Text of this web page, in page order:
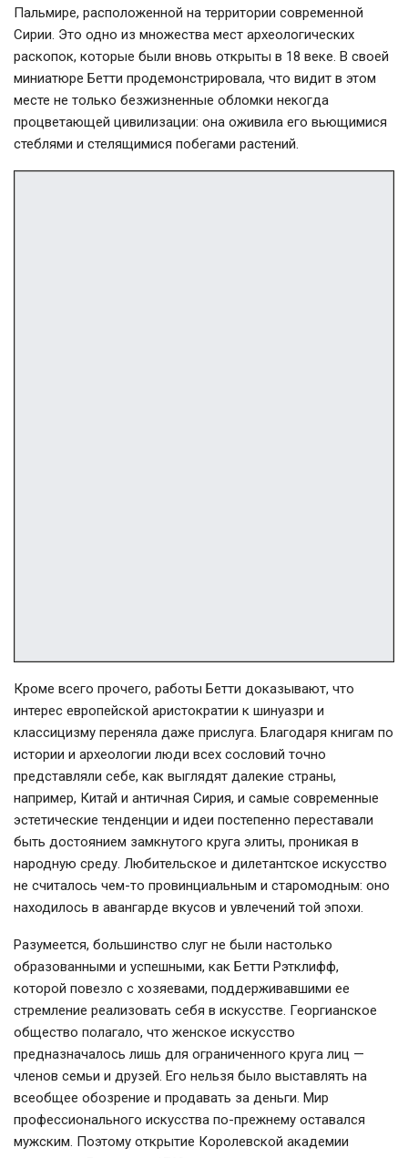
Пальмире, расположенной на территории современной
Сирии. Это одно из множества мест археологических
раскопок, которые были вновь открыты в 18 веке. В своей
миниатюре Бетти продемонстрировала, что видит в этом
месте не только безжизненные обломки некогда
процветающей цивилизации: она оживила его вьющимися
стеблями и стелящимися побегами растений.
Кроме всего прочего, работы Бетти доказывают, что
интерес европейской аристократии к шинуазри и
классицизму переняла даже прислуга. Благодаря книгам по
истории и археологии люди всех сословий точно
представляли себе, как выглядят далекие страны,
например, Китай и античная Сирия, и самые современные
эстетические тенденции и идеи постепенно переставали
быть достоянием замкнутого круга элиты, проникая в
народную среду. Любительское и дилетантское искусство
не считалось чем-то провинциальным и старомодным: оно
находилось в авангарде вкусов и увлечений той эпохи.
Разумеется, большинство слуг не были настолько
образованными и успешными, как Бетти Рэтклифф,
которой повезло с хозяевами, поддерживавшими ее
стремление реализовать себя в искусстве. Георгианское
общество полагало, что женское искусство
предназначалось лишь для ограниченного круга лиц —
членов семьи и друзей. Его нельзя было выставлять на
всеобщее обозрение и продавать за деньги. Мир
профессионального искусства по-прежнему оставался
мужским. Поэтому открытие Королевской академии